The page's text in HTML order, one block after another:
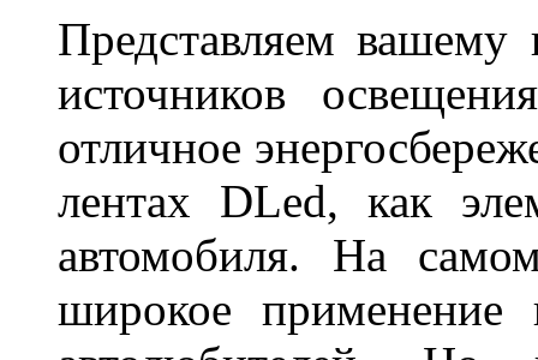
Представляем
источников
отличное
лентах DLed, как
автомобиля. На
широкое